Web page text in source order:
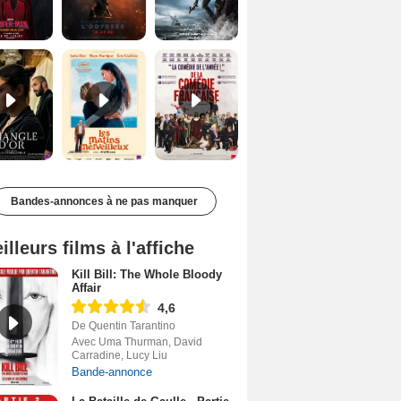
Les Matins merveilleux Bande-annonce VF De la Comédie-Française Teaser VF
Bandes-annonces à ne pas manquer
films à l'affiche
Kill Bill: The Whole Bloody
Affair
4,6
De Quentin Tarantino
Avec Uma Thurman, David
Carradine, Lucy Liu
Bande-annonce